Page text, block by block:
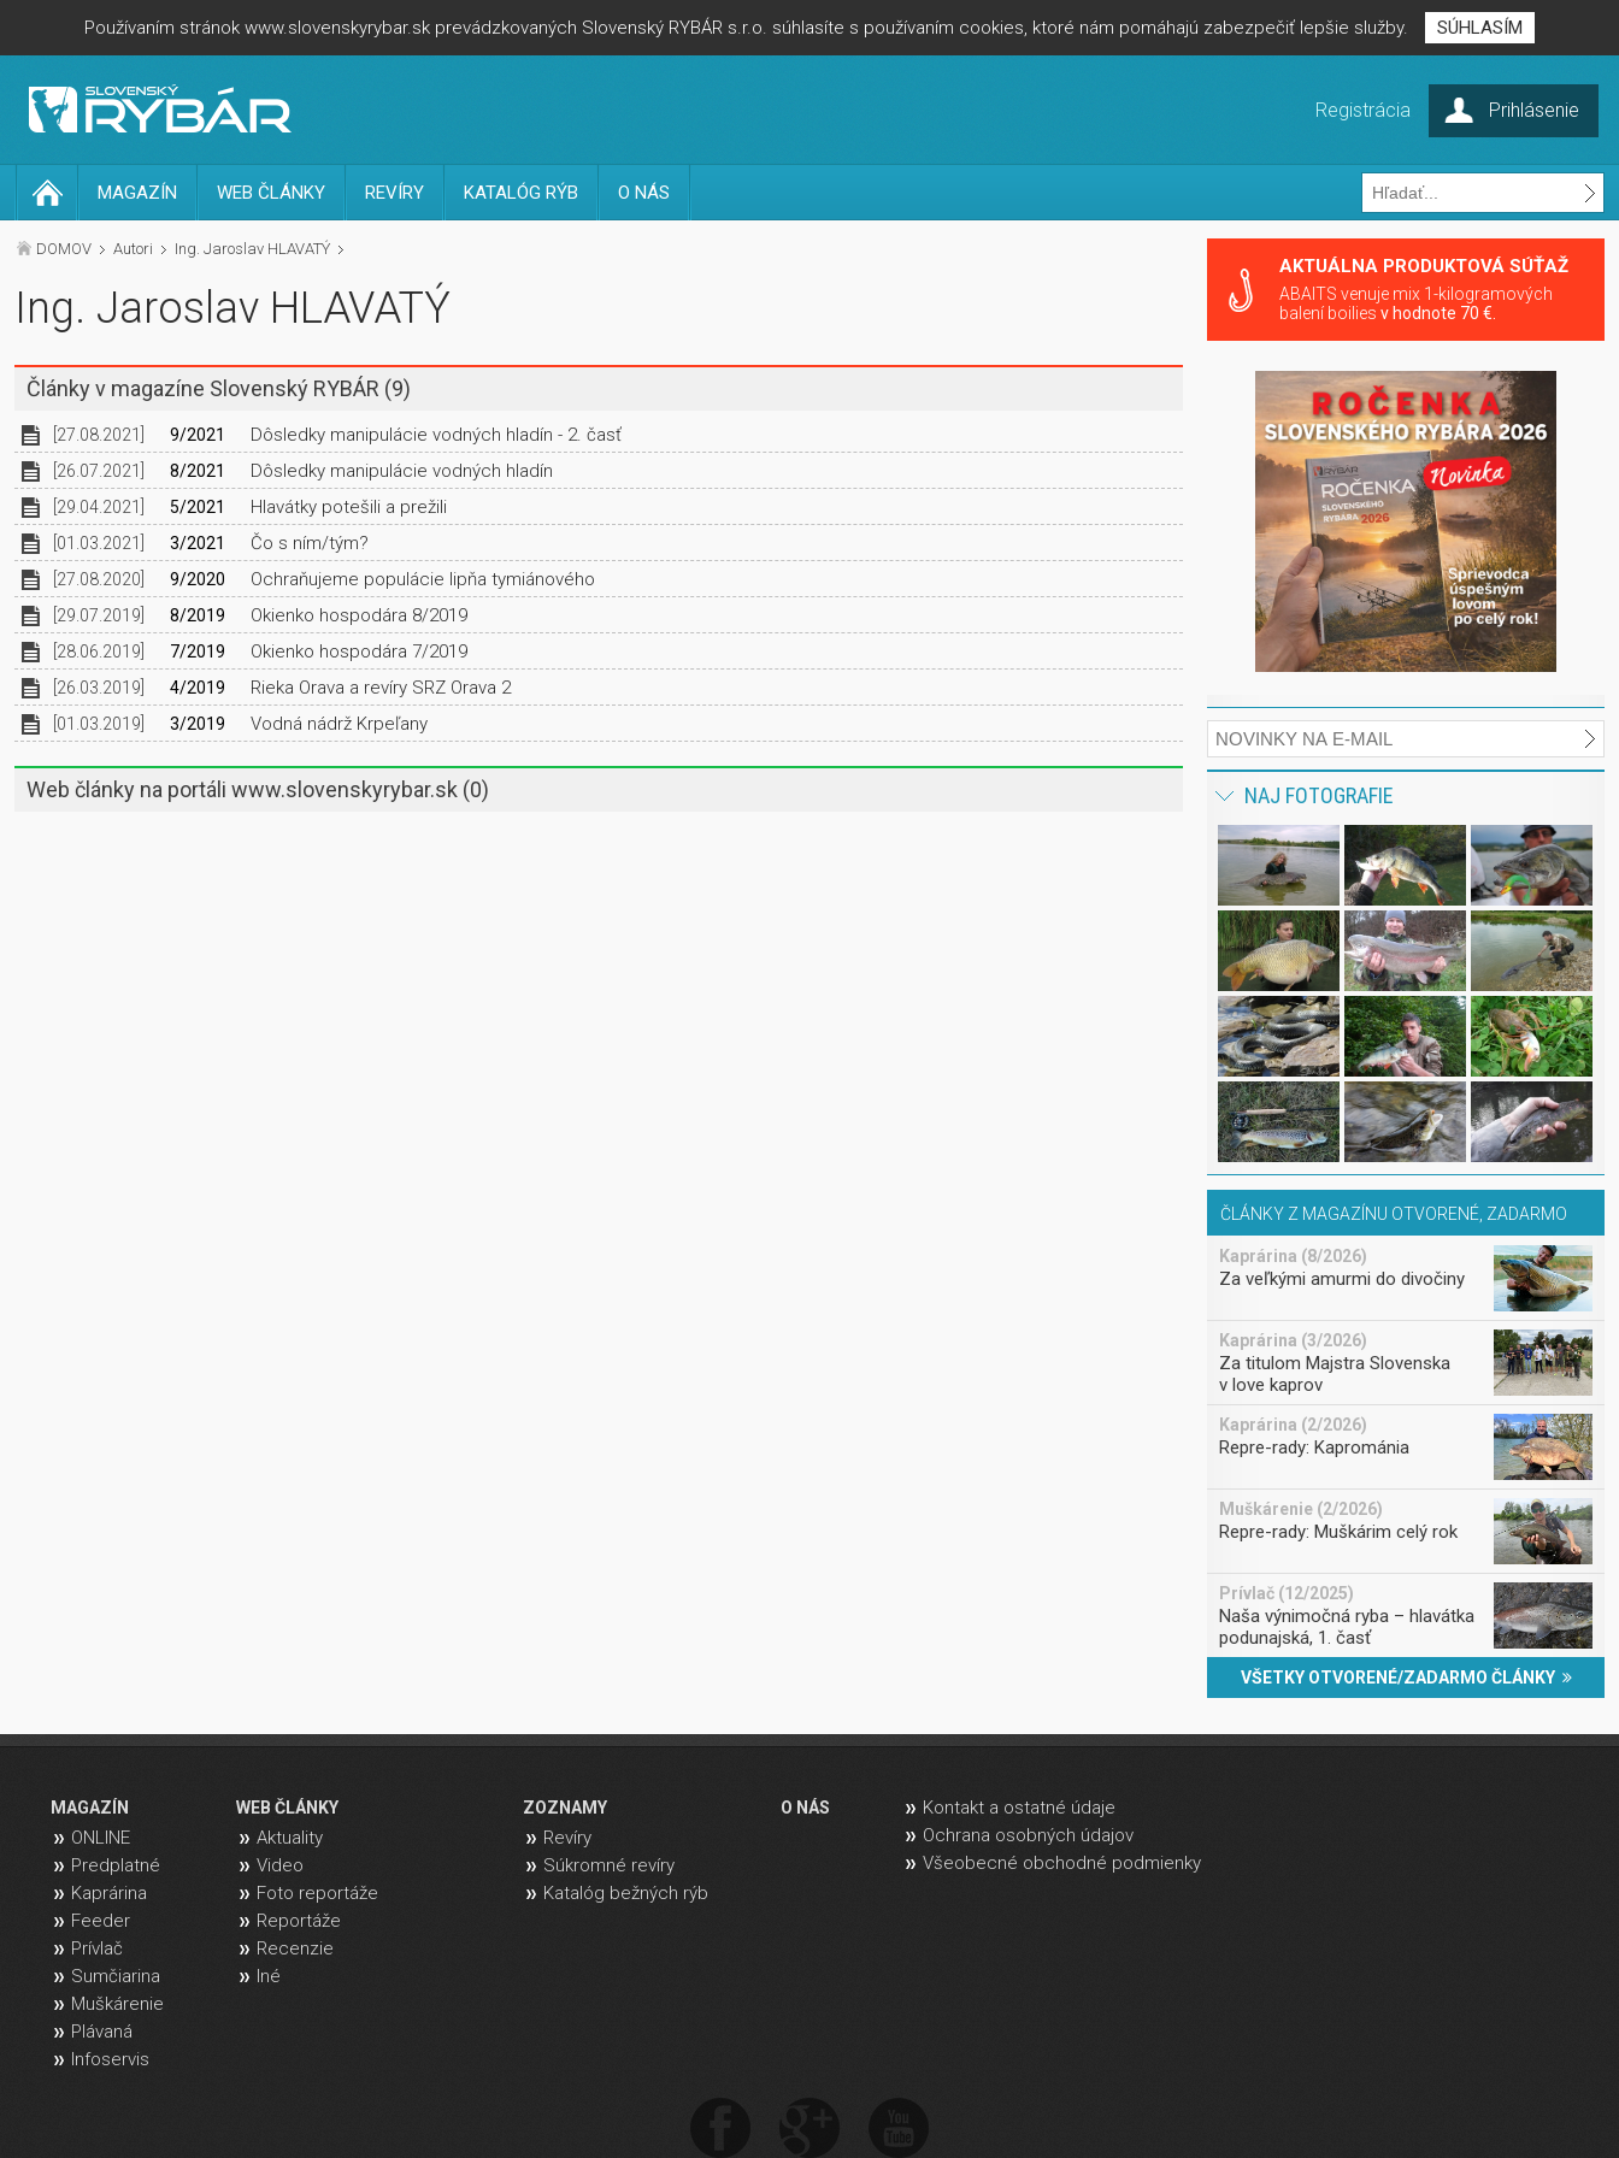
Používaním stránok www.slovenskyrybar.sk prevádzkovaných Slovenský RYBÁR s.r.o. súhlasíte s používaním cookies, ktoré nám pomáhajú zabezpečiť lepšie služby. SÚHLASÍM
Prihlásenie
Registrácia
MAGAZÍN WEB ČLÁNKY REVÍRY KATALÓG RÝB O NÁS
DOMOV Autori Ing. Jaroslav HLAVATÝ
Ing. Jaroslav HLAVATÝ
Články v magazíne Slovenský RYBÁR (9)
[27.08.2021] 9/2021 Dôsledky manipulácie vodných hladín - 2. časť
[26.07.2021] 8/2021 Dôsledky manipulácie vodných hladín
[29.04.2021] 5/2021 Hlavátky potešili a prežili
[01.03.2021] 3/2021 Čo s ním/tým?
[27.08.2020] 9/2020 Ochraňujeme populácie lipňa tymiánového
[29.07.2019] 8/2019 Okienko hospodára 8/2019
[28.06.2019] 7/2019 Okienko hospodára 7/2019
[26.03.2019] 4/2019 Rieka Orava a revíry SRZ Orava 2
[01.03.2019] 3/2019 Vodná nádrž Krpeľany
Web články na portáli www.slovenskyrybar.sk (0)
AKTUÁLNA PRODUKTOVÁ SÚŤAŽ
ABAITS venuje mix 1-kilogramových
balení boilies v hodnote 70 €.
NAJ FOTOGRAFIE
ČLÁNKY Z MAGAZÍNU OTVORENÉ, ZADARMO
Kaprárina (8/2026)
Za veľkými amurmi do divočiny
Kaprárina (3/2026)
Za titulom Majstra Slovenska
v love kaprov
Kaprárina (2/2026)
Repre-rady: Kaprománia
Muškárenie (2/2026)
Repre-rady: Muškárim celý rok
Prívlač (12/2025)
Naša výnimočná ryba – hlavátka
podunajská, 1. časť
VŠETKY OTVORENÉ/ZADARMO ČLÁNKY
MAGAZÍN
ONLINE
Predplatné
Kaprárina
Feeder
Prívlač
Sumčiarina
Muškárenie
Plávaná
Infoservis
WEB ČLÁNKY
Aktuality
Video
Foto reportáže
Reportáže
Recenzie
Iné
ZOZNAMY
Revíry
Súkromné revíry
Katalóg bežných rýb
O NÁS
Kontakt a ostatné údaje
Ochrana osobných údajov
Všeobecné obchodné podmienky